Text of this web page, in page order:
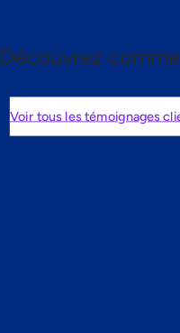
Découvrez
Voir tous les témoignages